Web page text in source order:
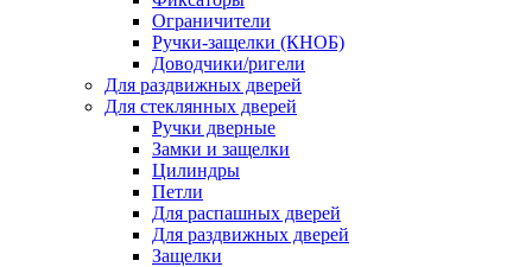
Ограничители
Ручки-защелки (КНОБ)
Доводчики/ригели
Для раздвижных дверей
Для стеклянных дверей
Ручки дверные
Замки и защелки
Цилиндры
Петли
Для распашных дверей
Для раздвижных дверей
Защелки